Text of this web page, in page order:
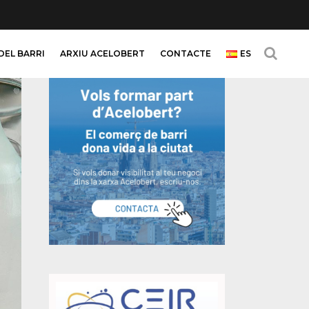
BARRI ARXIU ACELOBERT CONTACTE ES